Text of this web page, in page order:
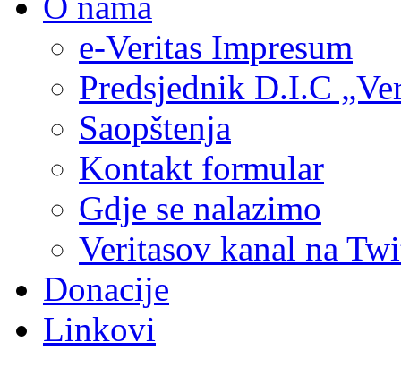
e-Veritas Impresum
Predsjednik D.I.C
Saopštenja
Kontakt formular
Gdje se nalazimo
Veritasov kanal na
Donacije
Linkovi